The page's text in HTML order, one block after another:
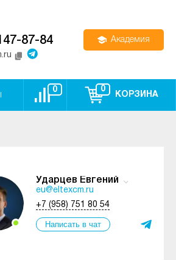
87-84 Академия
0 0
КОРЗИНА
Ударцев Евгений
eu@eltexcm.ru
+7 (958) 751 80 54
Написать в чат